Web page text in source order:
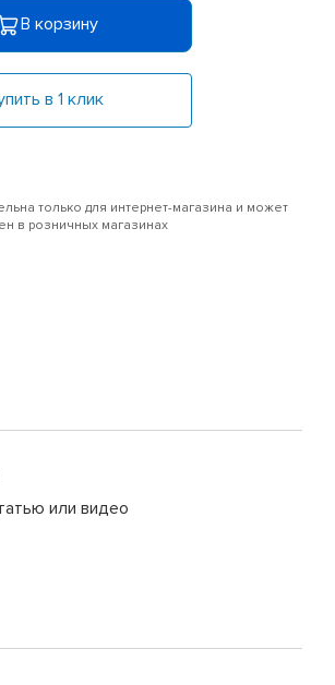
В корзину
в 1 клик
только для интернет-магазина и может
в розничных магазинах
или видео